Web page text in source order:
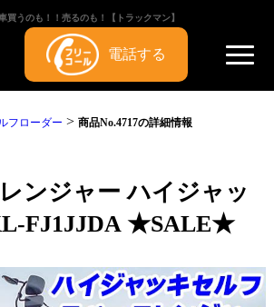
買うのも！！売るのも！【トラックマン】
電話する
フローダー >商品No.4717の詳細情報
ンジャー ハイジャッ
FJ1JJDA ★SALE★